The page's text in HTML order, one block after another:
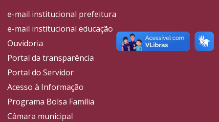
e-mail institucional prefeitura
e-mail institucional educação
Ouvidoria
Portal da transparência
Portal do Servidor
Acesso à Informação
Programa Bolsa Família
Câmara municipal